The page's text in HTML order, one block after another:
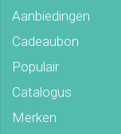
Aanbiedingen
Cadeaubon
Populair
Catalogus
Merken